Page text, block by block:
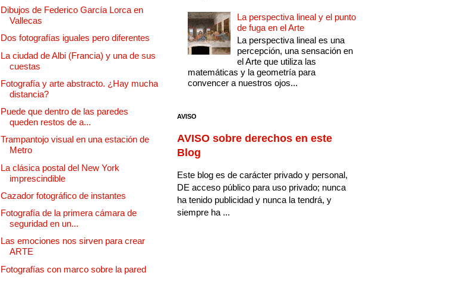
Dibujos de Federico García Lorca en
Vallecas
Dos fotografías iguales pero diferentes
La ciudad de Albi (Francia) y una de sus
cuestas
Fotografía y arte abstracto. ¿Hay mucha
distancia?
Puede que dentro de las paredes
queden restos de a...
Trampantojo visual en una estación de
Metro
La clásica postal del New York
imprescindible
Cazador fotográfico de instantes
Fotografía de la primera cámara de
seguridad en un...
Las emociones nos sirven para crear
ARTE
Fotografías con marco sobre la pared
La perspectiva lineal y el punto
de fuga en el Arte
La perspectiva lineal es una
percepción, una sensación en
el Arte que utiliza las
matemáticas y la geometría para
convencer a nuestros ojos...
AVISO
AVISO sobre derechos en este
Blog
Este blog es de carácter privado y personal,
DE acceso público para uso privado; nunca
ha tenido publicidad y nunca la tendrá, y
siempre ha ...